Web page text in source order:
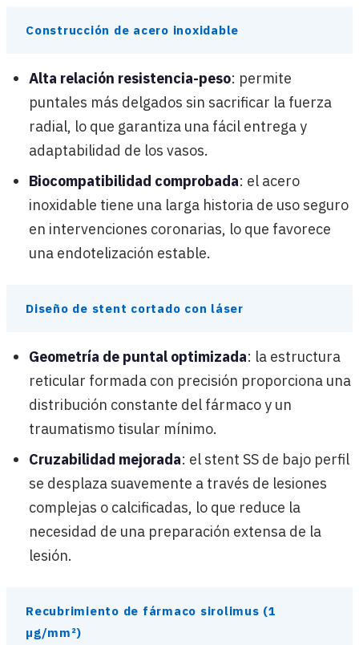
Construcción de acero inoxidable
Alta relación resistencia-peso: permite
puntales más delgados sin sacrificar la fuerza
radial, lo que garantiza una fácil entrega y
adaptabilidad de los vasos.
Biocompatibilidad comprobada: el acero
inoxidable tiene una larga historia de uso seguro
en intervenciones coronarias, lo que favorece
una endotelización estable.
Diseño de stent cortado con láser
Geometría de puntal optimizada: la estructura
reticular formada con precisión proporciona una
distribución constante del fármaco y un
traumatismo tisular mínimo.
Cruzabilidad mejorada: el stent SS de bajo perfil
se desplaza suavemente a través de lesiones
complejas o calcificadas, lo que reduce la
necesidad de una preparación extensa de la
lesión.
Recubrimiento de fármaco sirolimus (1
µg/mm²)